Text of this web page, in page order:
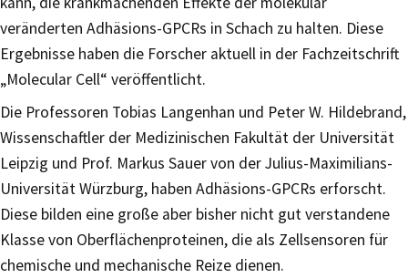
veränderten Adhäsions-GPCRs in Schach zu halten. Diese
Ergebnisse haben die Forscher aktuell in der Fachzeitschrift
„Molecular Cell“ veröffentlicht.
Die Professoren Tobias Langenhan und Peter W. Hildebrand,
Wissenschaftler der Medizinischen Fakultät der Universität
Leipzig und Prof. Markus Sauer von der Julius-Maximilians-
Universität Würzburg, haben Adhäsions-GPCRs erforscht.
Diese bilden eine große aber bisher nicht gut verstandene
Klasse von Oberflächenproteinen, die als Zellsensoren für
chemische und mechanische Reize dienen.